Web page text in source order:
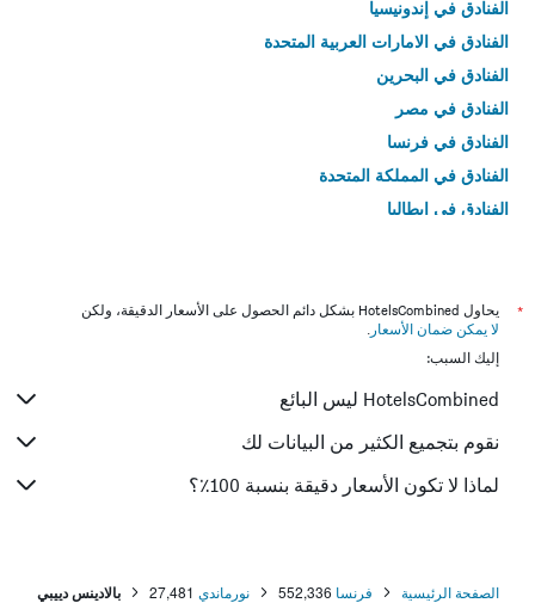
الفنادق في إندونيسيا
الفنادق في الامارات العربية المتحدة
الفنادق في البحرين
الفنادق في مصر
الفنادق في فرنسا
الفنادق في المملكة المتحدة
الفنادق في إيطاليا
*
يحاول HotelsCombined بشكل دائم الحصول على الأسعار الدقيقة، ولكن
لا يمكن ضمان الأسعار .
إليك السبب:
HotelsCombined ليس البائع
نقوم بتجميع الكثير من البيانات لك
لماذا لا تكون الأسعار دقيقة بنسبة 100٪؟
الصفحة الرئيسية فرنسا 552,336 نورماندي 27,481 بالادينس دييبي